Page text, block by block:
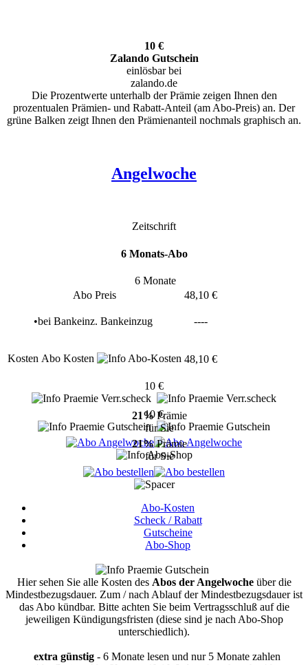
10 €
Zalando Gutschein
einlösbar bei
zalando.de
Die Prozentwerte unterhalb der Prämie zeigen Ihnen den
prozentualen Prämien- und Rabatt-Anteil (am Abo-Preis) an. Der
grüne Balken zeigt Ihnen den Prämienanteil nochmals graphisch an.
Angelwoche
Zeitschrift
6 Monats-Abo
6 Monate
Abo Preis
48,10 €
•bei Bankeinz. Bankeinzug ----
Kosten Abo Kosten 48,10 €
10 €
21% Prämie
für Sie
10 €
21% Prämie
für Sie
Abo-Kosten
Scheck / Rabatt
Gutscheine
Abo-Shop
Hier sehen Sie alle Kosten des Abos der Angelwocheüber die
Mindestbezugsdauer. Zum / nach Ablauf der Mindestbezugsdauer ist
das Abo kündbar. Bitte achten Sie beim Vertragsschluß auf die
jeweiligen Kündigungsfristen (diese sind je nach Abo-Shop
unterschiedlich).
extra günstig- 6 Monate lesen und nur 5 Monate zahlen